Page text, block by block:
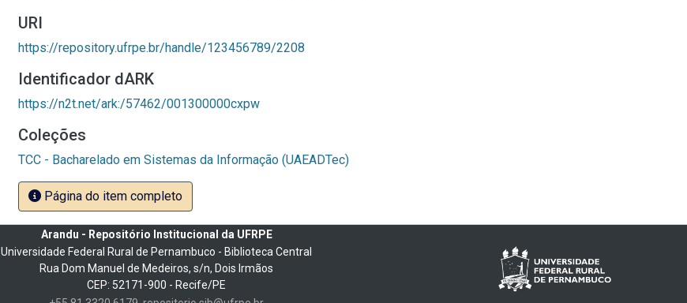
URI
https://repository.ufrpe.br/handle/123456789/2208
Identificador dARK
https://n2t.net/ark:/57462/001300000cxpw
Coleções
TCC - Bacharelado em Sistemas da Informação (UAEADTec)
Página do item completo
Arandu - Repositório Institucional da UFRPE
Universidade Federal Rural de Pernambuco - Biblioteca Central
Rua Dom Manuel de Medeiros, s/n, Dois Irmãos
CEP: 52171-900 - Recife/PE